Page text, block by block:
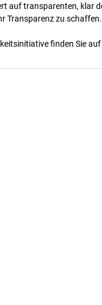
auf transparenten, klar
Transparenz zu schaffen.
finden Sie